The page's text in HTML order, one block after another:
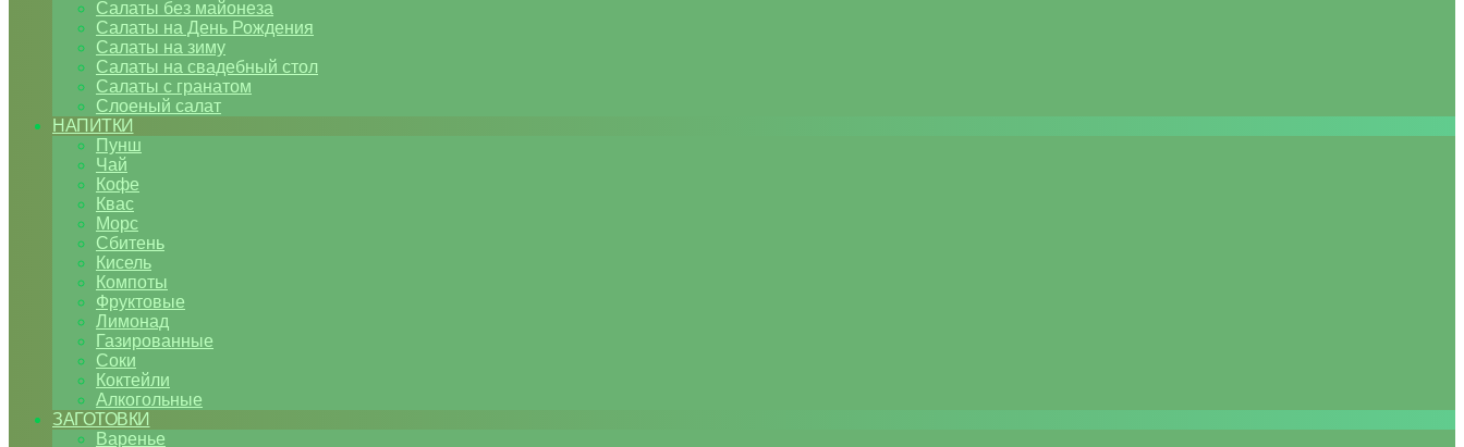
Салаты без майонеза
Салаты на День Рождения
Салаты на зиму
Салаты на свадебный стол
Салаты с гранатом
Слоеный салат
НАПИТКИ
Пунш
Чай
Кофе
Квас
Морс
Сбитень
Кисель
Компоты
Фруктовые
Лимонад
Газированные
Соки
Коктейли
Алкогольные
ЗАГОТОВКИ
Варенье